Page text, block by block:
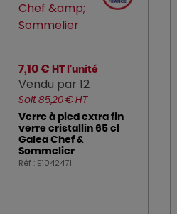
7,10 € HT l'unité
Vendu par 12
Soit 85,20 € HT
Verre à pied extra fin
verre cristallin 65 cl
Galea Chef &
Sommelier
Réf : E1042471